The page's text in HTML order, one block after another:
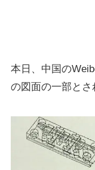
本日、中国の
の図面の一部とさ